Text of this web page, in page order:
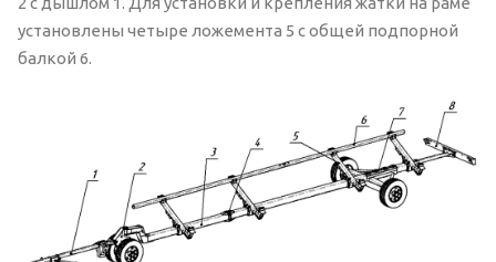
установлены четыре ложемента 5 с общей подпорной
балкой 6.